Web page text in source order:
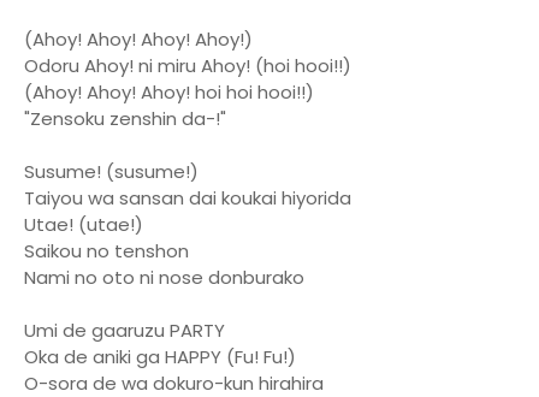
(Ahoy! Ahoy! Ahoy! Ahoy!)
Odoru Ahoy! ni miru Ahoy! (hoi hooi!!)
(Ahoy! Ahoy! Ahoy! hoi hoi hooi!!)
"Zensoku zenshin da-!"
Susume! (susume!)
Taiyou wa sansan dai koukai hiyorida
Utae! (utae!)
Saikou no tenshon
Nami no oto ni nose donburako
Umi de gaaruzu PARTY
Oka de aniki ga HAPPY (Fu! Fu!)
O-sora de wa dokuro-kun hirahira